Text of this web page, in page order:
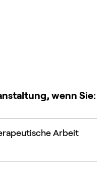
wenn Sie:
Arbeit